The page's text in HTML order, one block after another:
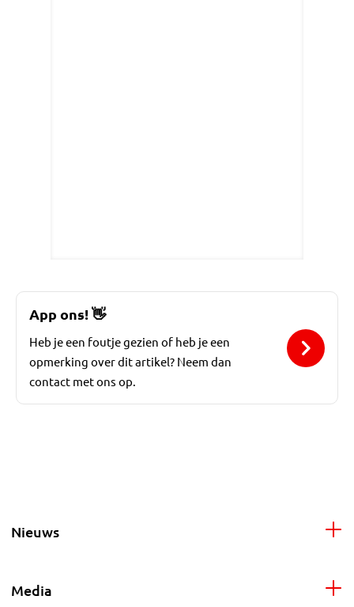
App ons!👋
Heb je een foutje gezien of heb je een
opmerking over dit artikel? Neem dan
contact met ons op.
Nieuws
Media